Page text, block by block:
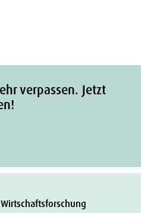
verpassen. Jetzt